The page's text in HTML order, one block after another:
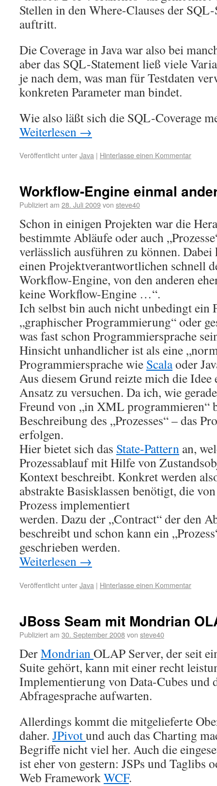
Stellen in den Where-Clauses der SQL-
auftritt.
Die Coverage in Java war also bei
aber das SQL-Statement ließ viele
je nach dem, was man für Testdaten
konkreten Parameter man bindet.
Wie also läßt sich die SQL-Coverage
Weiterlesen →
Veröffentlicht unterJava | Hinterlasse einen Kommentar
Workflow-Engine einmal
Publiziert am 28. Juli 2009von steve40
Schon in einigen Projekten war die
bestimmte Abläufe oder auch
verlässlich ausführen zu können. Dabei
einen Projektverantwortlichen schnell
Workflow-Engine, von den anderen
keine Workflow-Engine …“.
Ich selbst bin auch nicht unbedingt ein
„graphischer Programmierung“ oder
was fast schon Programmiersprache
Hinsicht unhandlicher ist als eine
Programmiersprache wie Scalaoder
Aus diesem Grund reizte mich die Idee
Ansatz zu versuchen. Da ich, wie
Freund von „in XML programmieren“
Beschreibung des „Prozesses“ – das
erfolgen.
Hier bietet sich das State-Pattern an,
Prozessablauf mit Hilfe von
Kontext beschreibt. Konkret werden
abstrakte Basisklassen benötigt, die
Prozess implementiert
werden. Dazu der „Contract“ der den
beschreibt und schon kann ein
geschrieben werden.
Weiterlesen →
Veröffentlicht unterJava | Hinterlasse einen Kommentar
JBoss Seam mit Mondrian
Publiziert am 30. September 2008von steve40
DerMondrianOLAP Server, der seit
Suite gehört, kann mit einer recht
Implementierung von Data-Cubes und
Abfragesprache aufwarten.
Allerdings kommt die mitgelieferte
daher. JPivotund auch das Charting
Begriffe nicht viel her. Auch die
ist eher von gestern: JSPs und Taglibs
Web FrameworkWCF.